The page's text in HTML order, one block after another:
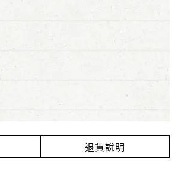
退貨說明